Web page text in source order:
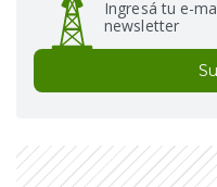
Ingresá tu e-
newsletter